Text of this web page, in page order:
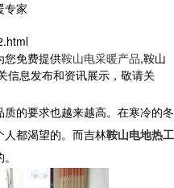
专家
您免费提供鞍山电采暖产品,鞍山
信息发布和资讯展示，敬请关
的要求也越来越高。在寒冷的冬
都渴望的。而吉林鞍山电地热工